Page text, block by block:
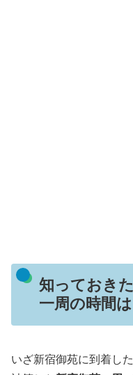
知っておき
一周の時間
いざ新宿御苑に到着し